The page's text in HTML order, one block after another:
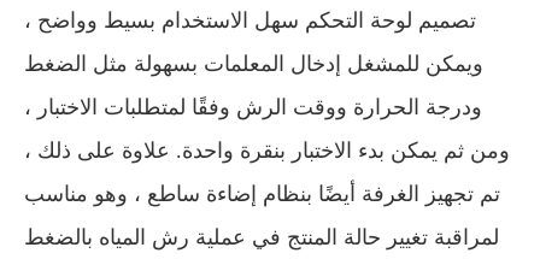
تصميم لوحة التحكم سهل الاستخدام بسيط وواضح ،
ويمكن للمشغل إدخال المعلمات بسهولة مثل الضغط
ودرجة الحرارة ووقت الرش وفقًا لمتطلبات الاختبار ،
ومن ثم يمكن بدء الاختبار بنقرة واحدة. علاوة على ذلك ،
تم تجهيز الغرفة أيضًا بنظام إضاءة ساطع ، وهو مناسب
لمراقبة تغيير حالة المنتج في عملية رش المياه بالضغط